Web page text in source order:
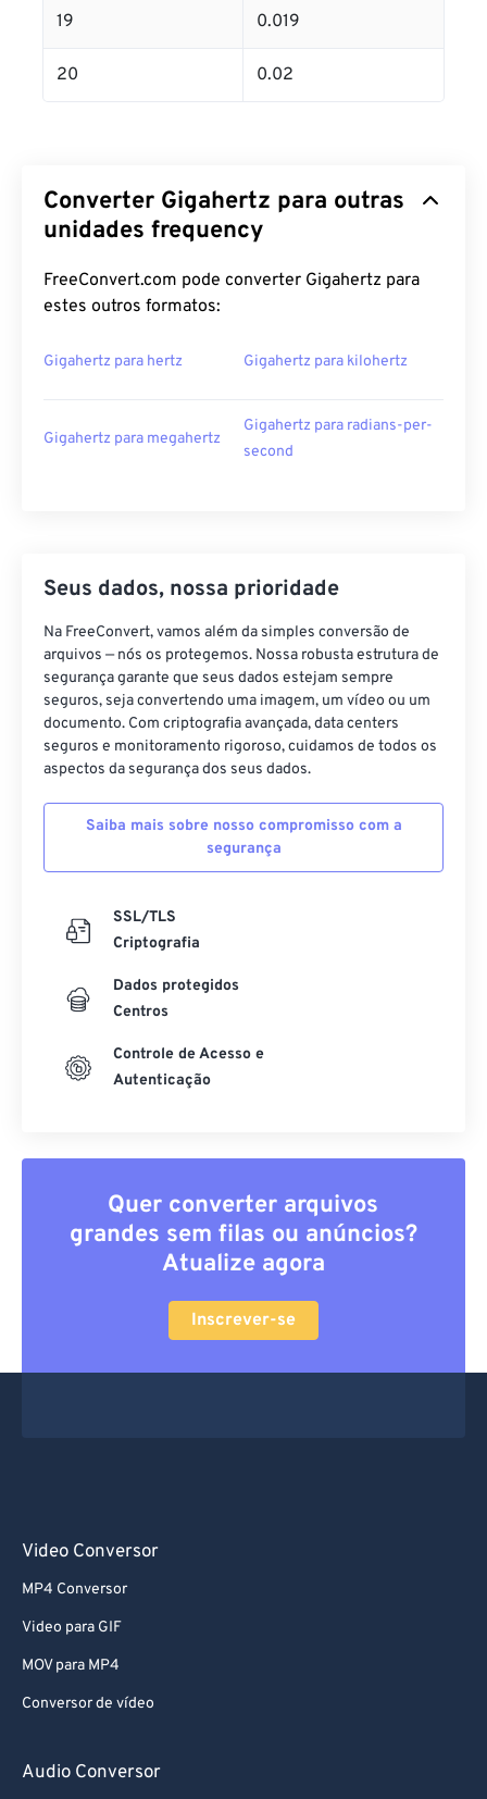
19 0.019
20 0.02
Converter Gigahertz para outras
unidades frequency
FreeConvert.com pode converter Gigahertz para
estes outros formatos:
Gigahertz para hertz Gigahertz para kilohertz
Gigahertz para megahertz
Gigahertz para radians-per-
second
Seus dados, nossa prioridade
Na FreeConvert, vamos além da simples conversão de
arquivos — nós os protegemos. Nossa robusta estrutura de
segurança garante que seus dados estejam sempre
seguros, seja convertendo uma imagem, um vídeo ou um
documento. Com criptografia avançada, data centers
seguros e monitoramento rigoroso, cuidamos de todos os
aspectos da segurança dos seus dados.
Saiba mais sobre nosso compromisso com a
segurança
SSL/TLS
Criptografia
Dados protegidos
Centros
Controle de Acesso e
Autenticação
Quer converter arquivos
grandes sem filas ou anúncios?
Atualize agora
Inscrever-se
Video Conversor
MP4 Conversor
Video para GIF
MOV para MP4
Conversor de vídeo
Audio Conversor